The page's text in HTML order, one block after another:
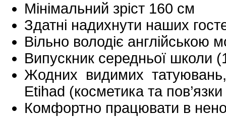
Мінімальний зріст 160 см
Здатні надихнути наших
Вільно володіє
Випускник середньої школи
Жодних видимих
Etihad (косметика та
Комфортно працювати в